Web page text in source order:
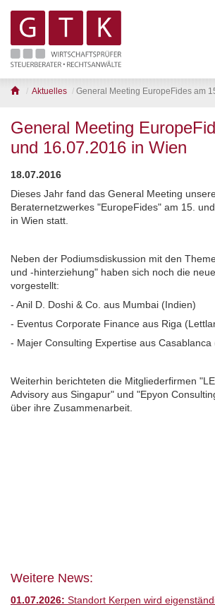
Aktuelles General Meeting EuropeFides am
General Meeting
und 16.07.2016 in Wien
18.07.2016
Dieses Jahr fand das General Meeting
Beraternetzwerkes "EuropeFides" am 15.
in Wien statt.
Neben der Podiumsdiskussion mit den
und -hinterziehung" haben sich noch die
vorgestellt:
- Anil D. Doshi & Co. aus Mumbai (Indien)
- Eventus Corporate Finance aus Riga
- Majer Consulting Expertise aus Casablanca
Weiterhin berichteten die Mitgliederfirmen
Advisory aus Singapur" und "Epyon
über ihre Zusammenarbeit.
Weitere News:
01.07.2026: Standort Kerpen wird